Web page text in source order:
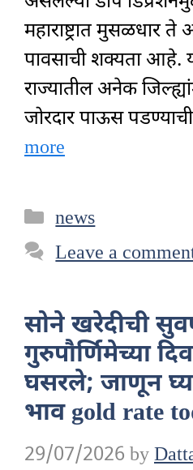
महाराष्ट्रात मुसळधार
पावसाची शक्यता आहे.
राज्यातील अनेक
जोरदार पाऊस
more
Categories
news
Leave a
सोने खरेदीची
गुरुपौर्णिमेच्या
घसरले; जाणून
भाव gold rate
29/07/2026 by